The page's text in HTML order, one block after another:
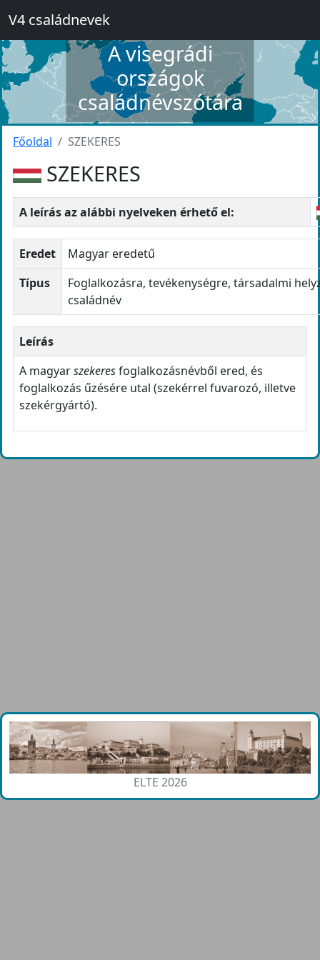
V4 családnevek
A visegrádi
országok
családnévszótára
Főoldal SZEKERES
SZEKERES
A leírás az alábbi nyelveken érhető el:
Eredet
Magyar eredetű
Típus
Foglalkozásra, tevékenységre, társadalmi
családnév
Leírás
A magyarszekeresfoglalkozásnévből ered, és
foglalkozás űzésére utal (szekérrel fuvarozó, illetve
szekérgyártó).
ELTE 2026